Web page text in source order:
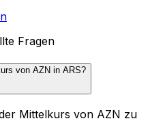
Fragen
von AZN in ARS?
Mittelkurs von AZN zu